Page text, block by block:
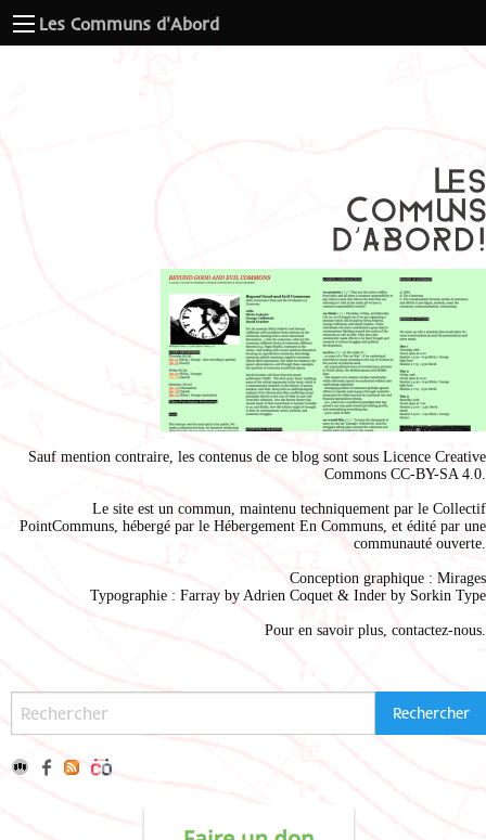
Les Communs d'Abord
Sauf mention contraire, les contenus de ce blog sont sous Licence Creative
Commons CC-BY-SA 4.0
Le site est un commun, maintenu techniquement par le Collectif
PointCommuns , hébergé par le Hébergement En Communs , et édité par une
communauté ouverte.
Conception graphique : Mirages
Typographie : Farray by Adrien Coquet & Inder by Sorkin Type
Pour en savoir plus, contactez-nous